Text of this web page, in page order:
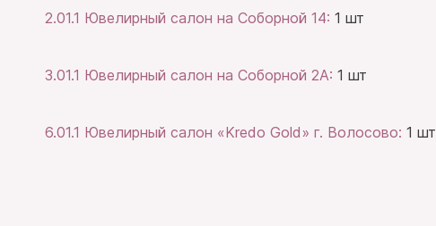
2.01.1 Ювелирный салон на Соборной 14: 1 шт
3.01.1 Ювелирный салон на Соборной 2А: 1 шт
6.01.1 Ювелирный салон «Kredo Gold» г. Волосово: 1 шт